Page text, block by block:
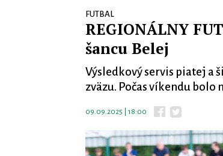
FUTBAL
REGIONÁLNY
šancu Belej
Výsledkový servis piatej a
zväzu. Počas víkendu bolo
09.09.2025 | 18:00